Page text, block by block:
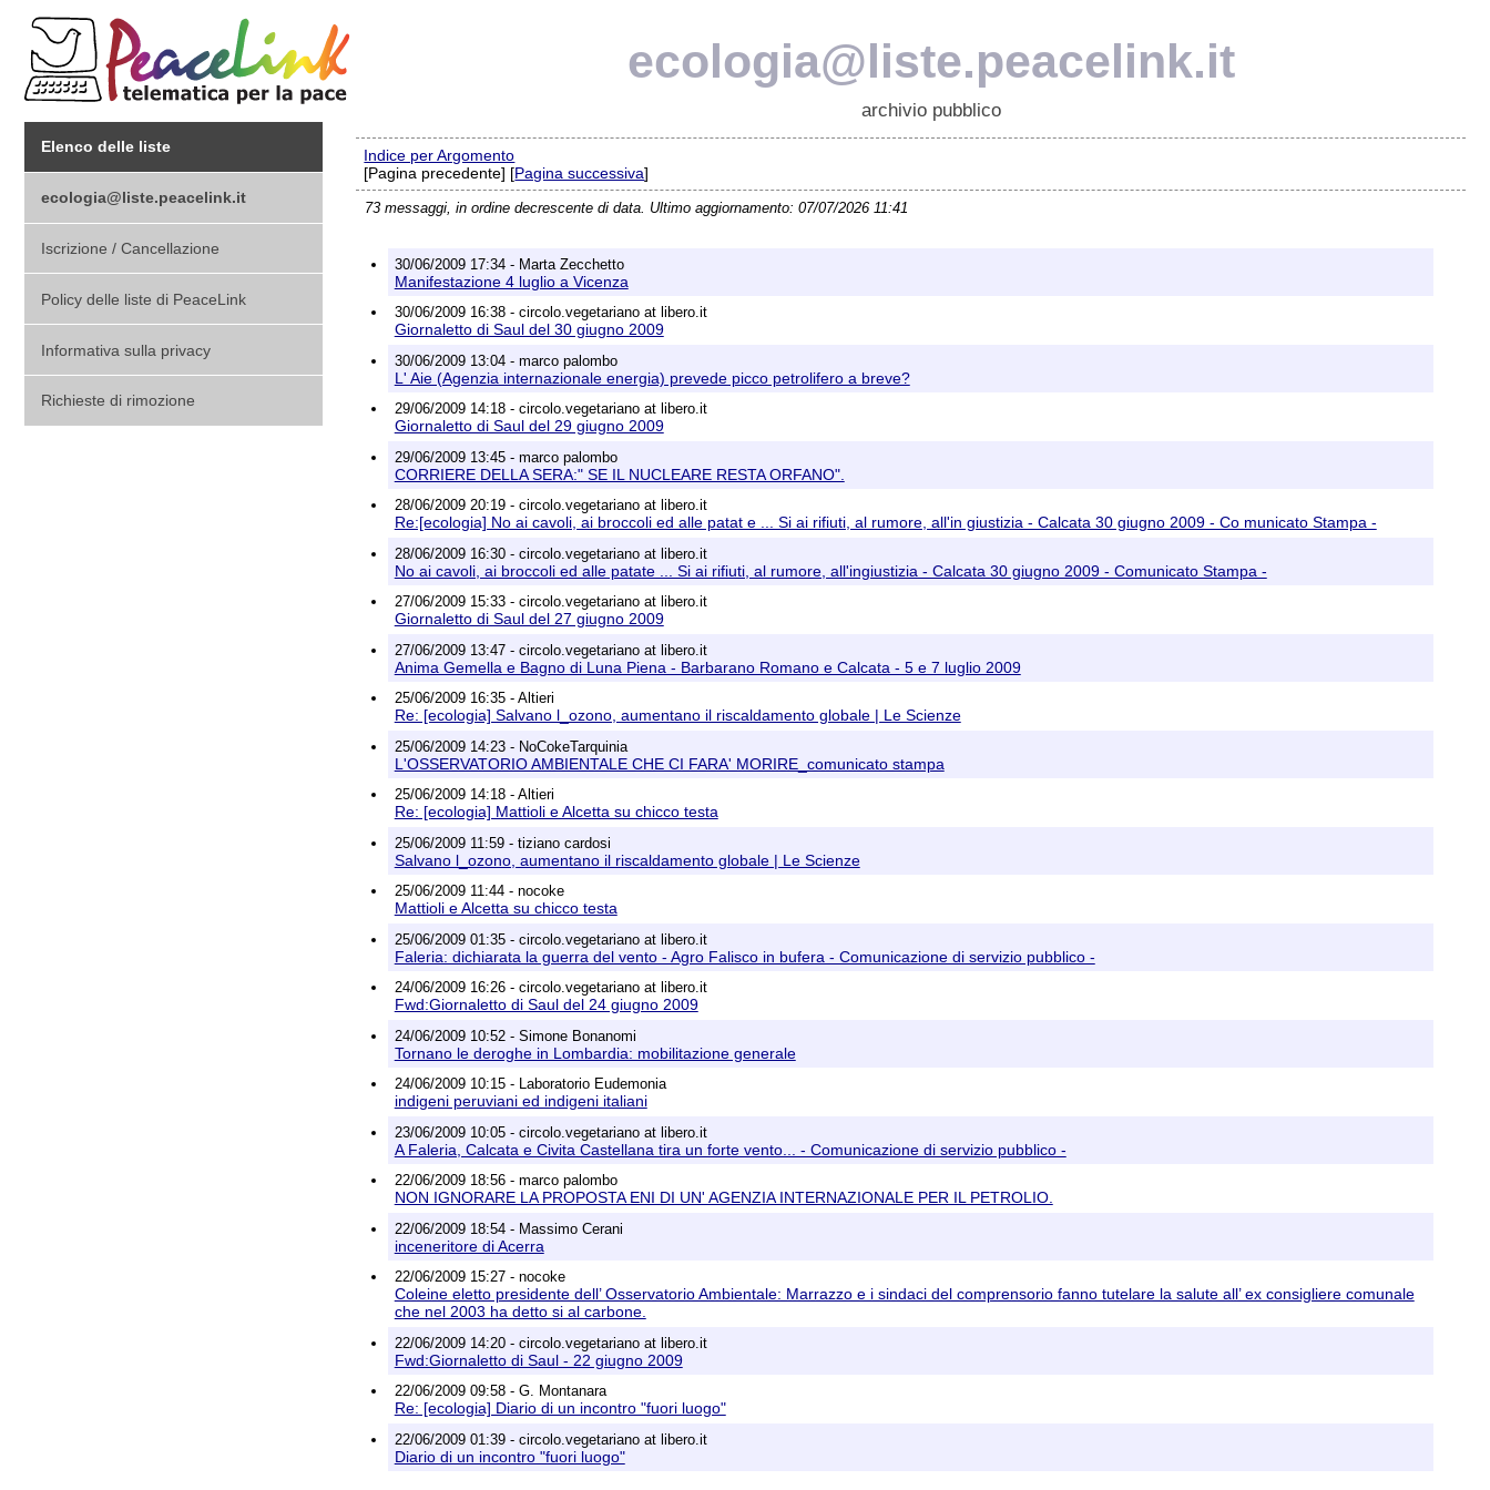
ecologia@liste.peacelink.it
archivio pubblico
Elenco delle liste
ecologia@liste.peacelink.it
Iscrizione / Cancellazione
Policy delle liste di PeaceLink
Informativa sulla privacy
Richieste di rimozione
Indice per Argomento
[Pagina precedente] [Pagina successiva]
73 messaggi, in ordine decrescente di data. Ultimo aggiornamento: 07/07/2026 11:41
30/06/2009 17:34 - Marta Zecchetto
Manifestazione 4 luglio a Vicenza
30/06/2009 16:38 - circolo.vegetariano at libero.it
Giornaletto di Saul del 30 giugno 2009
30/06/2009 13:04 - marco palombo
L' Aie (Agenzia internazionale energia) prevede picco petrolifero a breve?
29/06/2009 14:18 - circolo.vegetariano at libero.it
Giornaletto di Saul del 29 giugno 2009
29/06/2009 13:45 - marco palombo
CORRIERE DELLA SERA:" SE IL NUCLEARE RESTA ORFANO".
28/06/2009 20:19 - circolo.vegetariano at libero.it
Re:[ecologia] No ai cavoli, ai broccoli ed alle patat e ... Si ai rifiuti, al rumore, all'in giustizia - Calcata 30 giugno 2009 - Co municato Stampa -
28/06/2009 16:30 - circolo.vegetariano at libero.it
No ai cavoli, ai broccoli ed alle patate ... Si ai rifiuti, al rumore, all'ingiustizia - Calcata 30 giugno 2009 - Comunicato Stampa -
27/06/2009 15:33 - circolo.vegetariano at libero.it
Giornaletto di Saul del 27 giugno 2009
27/06/2009 13:47 - circolo.vegetariano at libero.it
Anima Gemella e Bagno di Luna Piena - Barbarano Romano e Calcata - 5 e 7 luglio 2009
25/06/2009 16:35 - Altieri
Re: [ecologia] Salvano l_ozono, aumentano il riscaldamento globale | Le Scienze
25/06/2009 14:23 - NoCokeTarquinia
L'OSSERVATORIO AMBIENTALE CHE CI FARA' MORIRE_comunicato stampa
25/06/2009 14:18 - Altieri
Re: [ecologia] Mattioli e Alcetta su chicco testa
25/06/2009 11:59 - tiziano cardosi
Salvano l_ozono, aumentano il riscaldamento globale | Le Scienze
25/06/2009 11:44 - nocoke
Mattioli e Alcetta su chicco testa
25/06/2009 01:35 - circolo.vegetariano at libero.it
Faleria: dichiarata la guerra del vento - Agro Falisco in bufera - Comunicazione di servizio pubblico -
24/06/2009 16:26 - circolo.vegetariano at libero.it
Fwd:Giornaletto di Saul del 24 giugno 2009
24/06/2009 10:52 - Simone Bonanomi
Tornano le deroghe in Lombardia: mobilitazione generale
24/06/2009 10:15 - Laboratorio Eudemonia
indigeni peruviani ed indigeni italiani
23/06/2009 10:05 - circolo.vegetariano at libero.it
A Faleria, Calcata e Civita Castellana tira un forte vento... - Comunicazione di servizio pubblico -
22/06/2009 18:56 - marco palombo
NON IGNORARE LA PROPOSTA ENI DI UN' AGENZIA INTERNAZIONALE PER IL PETROLIO.
22/06/2009 18:54 - Massimo Cerani
inceneritore di Acerra
22/06/2009 15:27 - nocoke
Coleine eletto presidente dell’ Osservatorio Ambientale: Marrazzo e i sindaci del comprensorio fanno tutelare la salute all’ ex consigliere comunale
che nel 2003 ha detto si al carbone.
22/06/2009 14:20 - circolo.vegetariano at libero.it
Fwd:Giornaletto di Saul - 22 giugno 2009
22/06/2009 09:58 - G. Montanara
Re: [ecologia] Diario di un incontro "fuori luogo"
22/06/2009 01:39 - circolo.vegetariano at libero.it
Diario di un incontro "fuori luogo"